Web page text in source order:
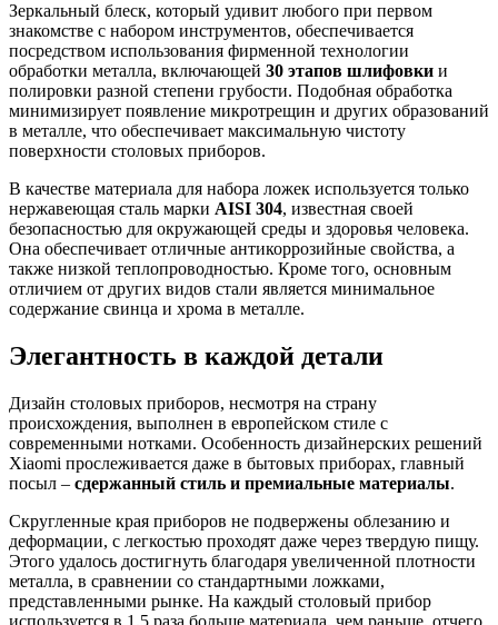
Зеркальный блеск, который удивит любого при первом
знакомстве с набором инструментов, обеспечивается
посредством использования фирменной технологии
обработки металла, включающей 30 этапов шлифовки и
полировки разной степени грубости. Подобная обработка
минимизирует появление микротрещин и других образований
в металле, что обеспечивает максимальную чистоту
поверхности столовых приборов.
В качестве материала для набора ложек используется только
нержавеющая сталь марки AISI 304, известная своей
безопасностью для окружающей среды и здоровья человека.
Она обеспечивает отличные антикоррозийные свойства, а
также низкой теплопроводностью. Кроме того, основным
отличием от других видов стали является минимальное
содержание свинца и хрома в металле.
Элегантность в каждой детали
Дизайн столовых приборов, несмотря на страну
происхождения, выполнен в европейском стиле с
современными нотками. Особенность дизайнерских решений
Xiaomi прослеживается даже в бытовых приборах, главный
посыл – сдержанный стиль и премиальные материалы.
Скругленные края приборов не подвержены облезанию и
деформации, с легкостью проходят даже через твердую пищу.
Этого удалось достигнуть благодаря увеличенной плотности
металла, в сравнении со стандартными ложками,
представленными рынке. На каждый столовый прибор
используется в 1.5 раза больше материала, чем раньше, отчего